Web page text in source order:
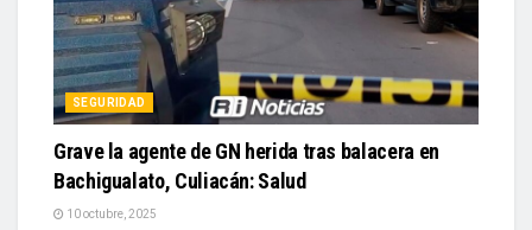
SEGURIDAD
Grave la agente de GN herida tras balacera en
Bachigualato, Culiacán: Salud
10 octubre, 2025